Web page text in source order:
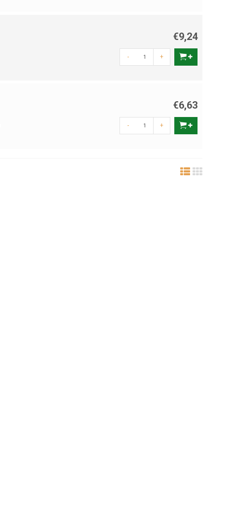
€9,24
- +
€6,63
- +